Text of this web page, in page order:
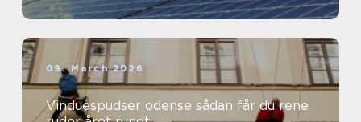
09. March 2026
Vinduespudser odense sådan får du rene